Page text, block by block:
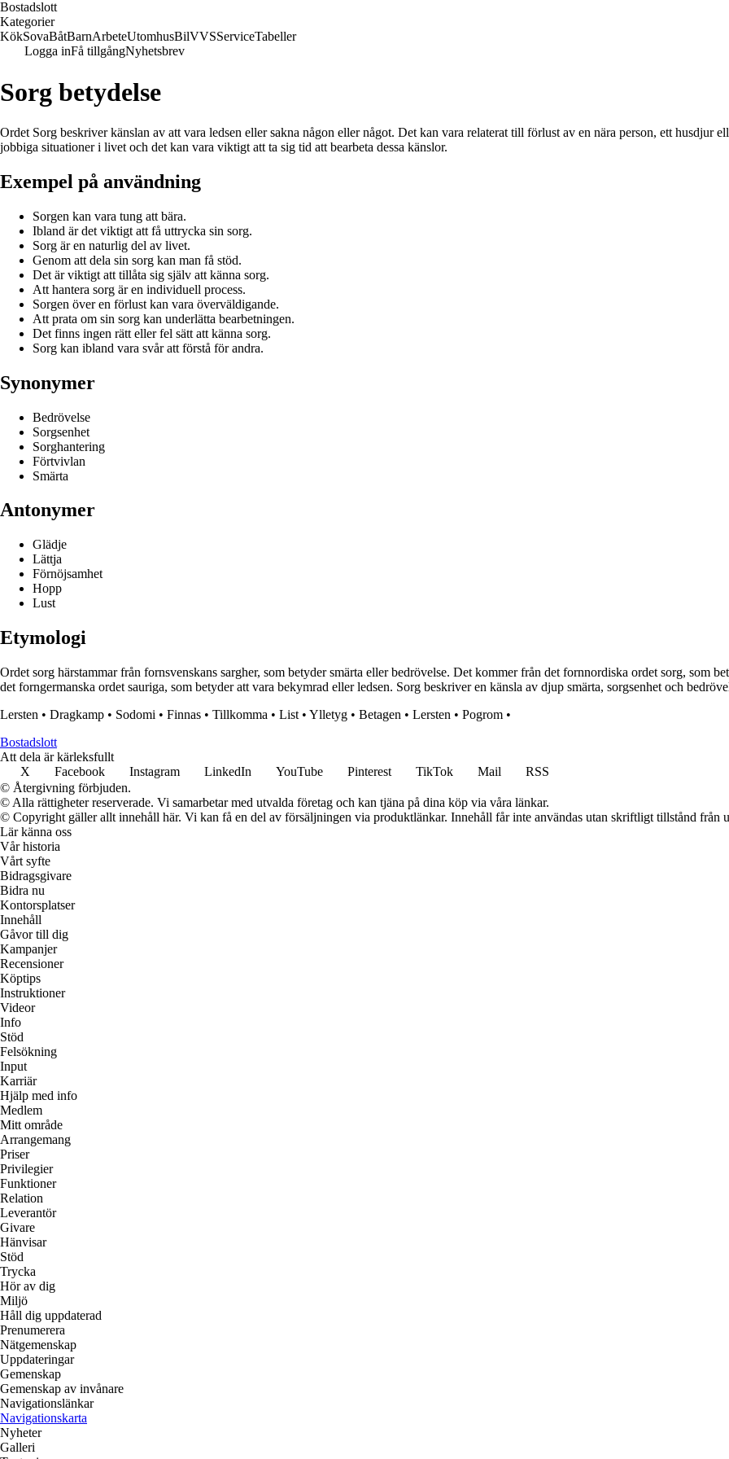
Bostadslott
Kategorier
KökSovaBåtBarnArbeteUtomhusBilVVSServiceTabeller
Logga inFå tillgångNyhetsbrev
Sorg betydelse
Ordet Sorg beskriver känslan av att vara ledsen eller sakna någon eller något. Det kan vara relaterat till förlust av en nära person, ett husdjur
jobbiga situationer i livet och det kan vara viktigt att ta sig tid att bearbeta dessa känslor.
Exempel på användning
Sorgen kan vara tung att bära.
Ibland är det viktigt att få uttrycka sin sorg.
Sorg är en naturlig del av livet.
Genom att dela sin sorg kan man få stöd.
Det är viktigt att tillåta sig själv att känna sorg.
Att hantera sorg är en individuell process.
Sorgen över en förlust kan vara överväldigande.
Att prata om sin sorg kan underlätta bearbetningen.
Det finns ingen rätt eller fel sätt att känna sorg.
Sorg kan ibland vara svår att förstå för andra.
Synonymer
Bedrövelse
Sorgsenhet
Sorghantering
Förtvivlan
Smärta
Antonymer
Glädje
Lättja
Förnöjsamhet
Hopp
Lust
Etymologi
Ordet sorg härstammar från fornsvenskans sargher, som betyder smärta eller bedrövelse. Det kommer från det fornnordiska ordet sorg, som
det forngermanska ordet sauriga, som betyder att vara bekymrad eller ledsen. Sorg beskriver en känsla av djup smärta, sorgsenhet och
Lersten • Dragkamp • Sodomi • Finnas • Tillkomma • List • Ylletyg • Betagen • Lersten • Pogrom •
Bostadslott
Att dela är kärleksfullt
X
Facebook Instagram LinkedIn YouTube Pinterest TikTok Mail
RSS
© Återgivning förbjuden.
© Alla rättigheter reserverade. Vi samarbetar med utvalda företag och kan tjäna på dina köp via våra länkar.
© Copyright gäller allt innehåll här. Vi kan få en del av försäljningen via produktlänkar. Innehåll får inte användas utan skriftligt tillstånd från
Lär känna oss
Vår historia
Vårt syfte
Bidragsgivare
Bidra nu
Kontorsplatser
Innehåll
Gåvor till dig
Kampanjer
Recensioner
Köptips
Instruktioner
Videor
Info
Stöd
Felsökning
Input
Karriär
Hjälp med info
Medlem
Mitt område
Arrangemang
Priser
Privilegier
Funktioner
Relation
Leverantör
Givare
Hänvisar
Stöd
Trycka
Hör av dig
Miljö
Håll dig uppdaterad
Prenumerera
Nätgemenskap
Uppdateringar
Gemenskap
Gemenskap av invånare
Navigationslänkar
Navigationskarta
Nyheter
Galleri